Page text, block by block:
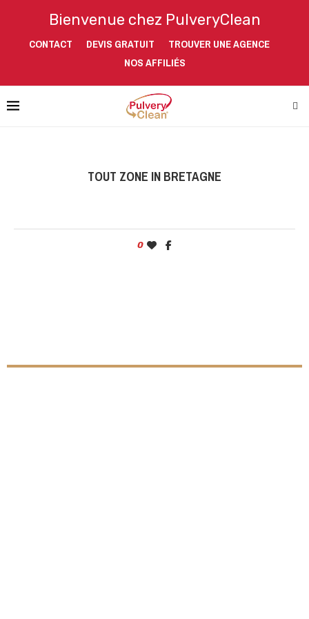
Bienvenue chez PulveryClean
CONTACT DEVIS GRATUIT
TROUVER UNE AGENCE
NOS AFFILIÉS
TOUT ZONE IN BRETAGNE
0